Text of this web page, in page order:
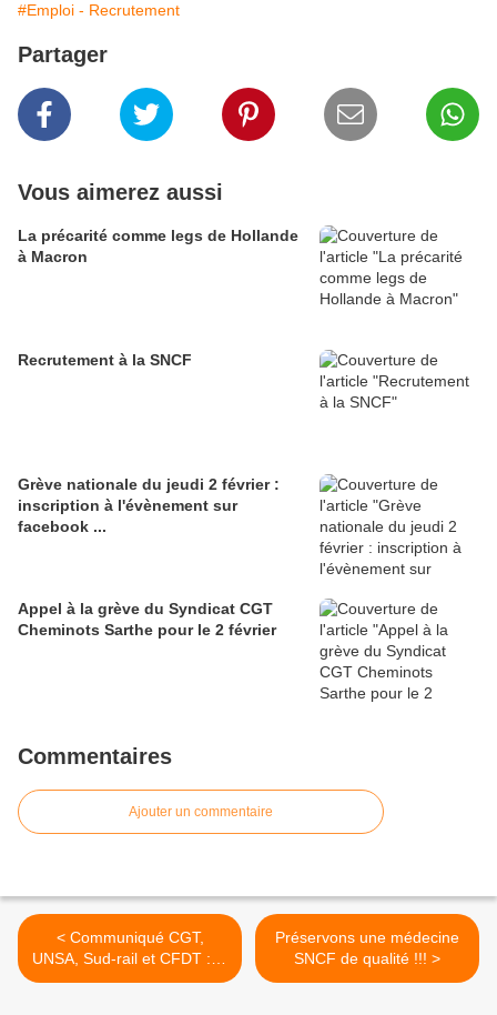
#Emploi - Recrutement
Partager
Vous aimerez aussi
La précarité comme legs de Hollande
à Macron
Recrutement à la SNCF
Grève nationale du jeudi 2 février :
inscription à l'évènement sur
facebook ...
Appel à la grève du Syndicat CGT
Cheminots Sarthe pour le 2 février
Commentaires
Ajouter un commentaire
< Communiqué CGT,
UNSA, Sud-rail et CFDT : le
gouvernement et la
Préservons une médecine
SNCF de qualité !!! >